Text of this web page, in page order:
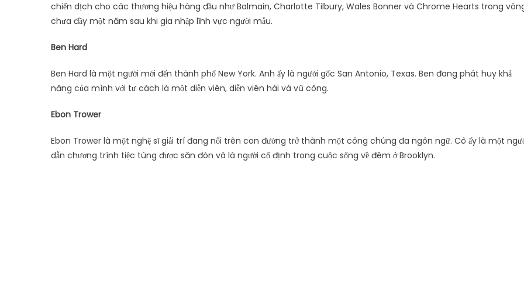
chiến dịch cho các thương hiệu hàng đầu như Balmain, Charlotte Tilbury, Wales Bonner và Chrome Hearts trong
chưa đầy một năm sau khi gia nhập lĩnh vực người mẫu.
Ben Hard
Ben Hard là một người mới đến thành phố New York. Anh ấy là người gốc San Antonio, Texas. Ben đang phát huy khả
năng của mình với tư cách là một diễn viên, diễn viên hài và vũ công.
Ebon Trower
Ebon Trower là một nghệ sĩ giải trí đang nổi trên con đường trở thành một công chúng đa ngôn ngữ. Cô ấy là một
dẫn chương trình tiệc tùng được săn đón và là người cố định trong cuộc sống về đêm ở Brooklyn.